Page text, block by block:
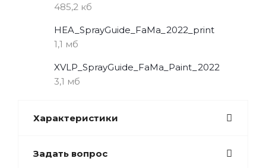
485,2 кб
HEA_SprayGuide_FaMa_2022_print
1,1 мб
XVLP_SprayGuide_FaMa_Paint_2022
3,1 мб
Характеристики
Задать вопрос